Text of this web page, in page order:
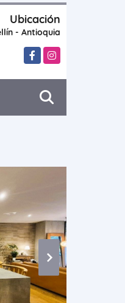
Ubicación
- Antioquia
FacebookInstagram